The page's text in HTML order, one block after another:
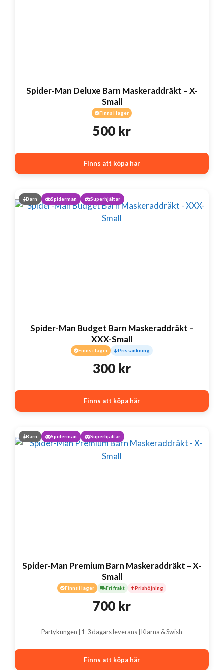
Spider-Man Deluxe Barn Maskeraddräkt – X-
Small
Finns i lager
500 kr
Finns att köpa här
Barn Spiderman Superhjältar
Spider-Man Budget Barn Maskeraddräkt –
XXX-Small
Finns i lager Prissänkning
300 kr
Finns att köpa här
Barn Spiderman Superhjältar
Spider-Man Premium Barn Maskeraddräkt – X-
Small
Finns i lager Fri frakt Prishöjning
700 kr
Partykungen | 1-3 dagars leverans | Klarna & Swish
Finns att köpa här